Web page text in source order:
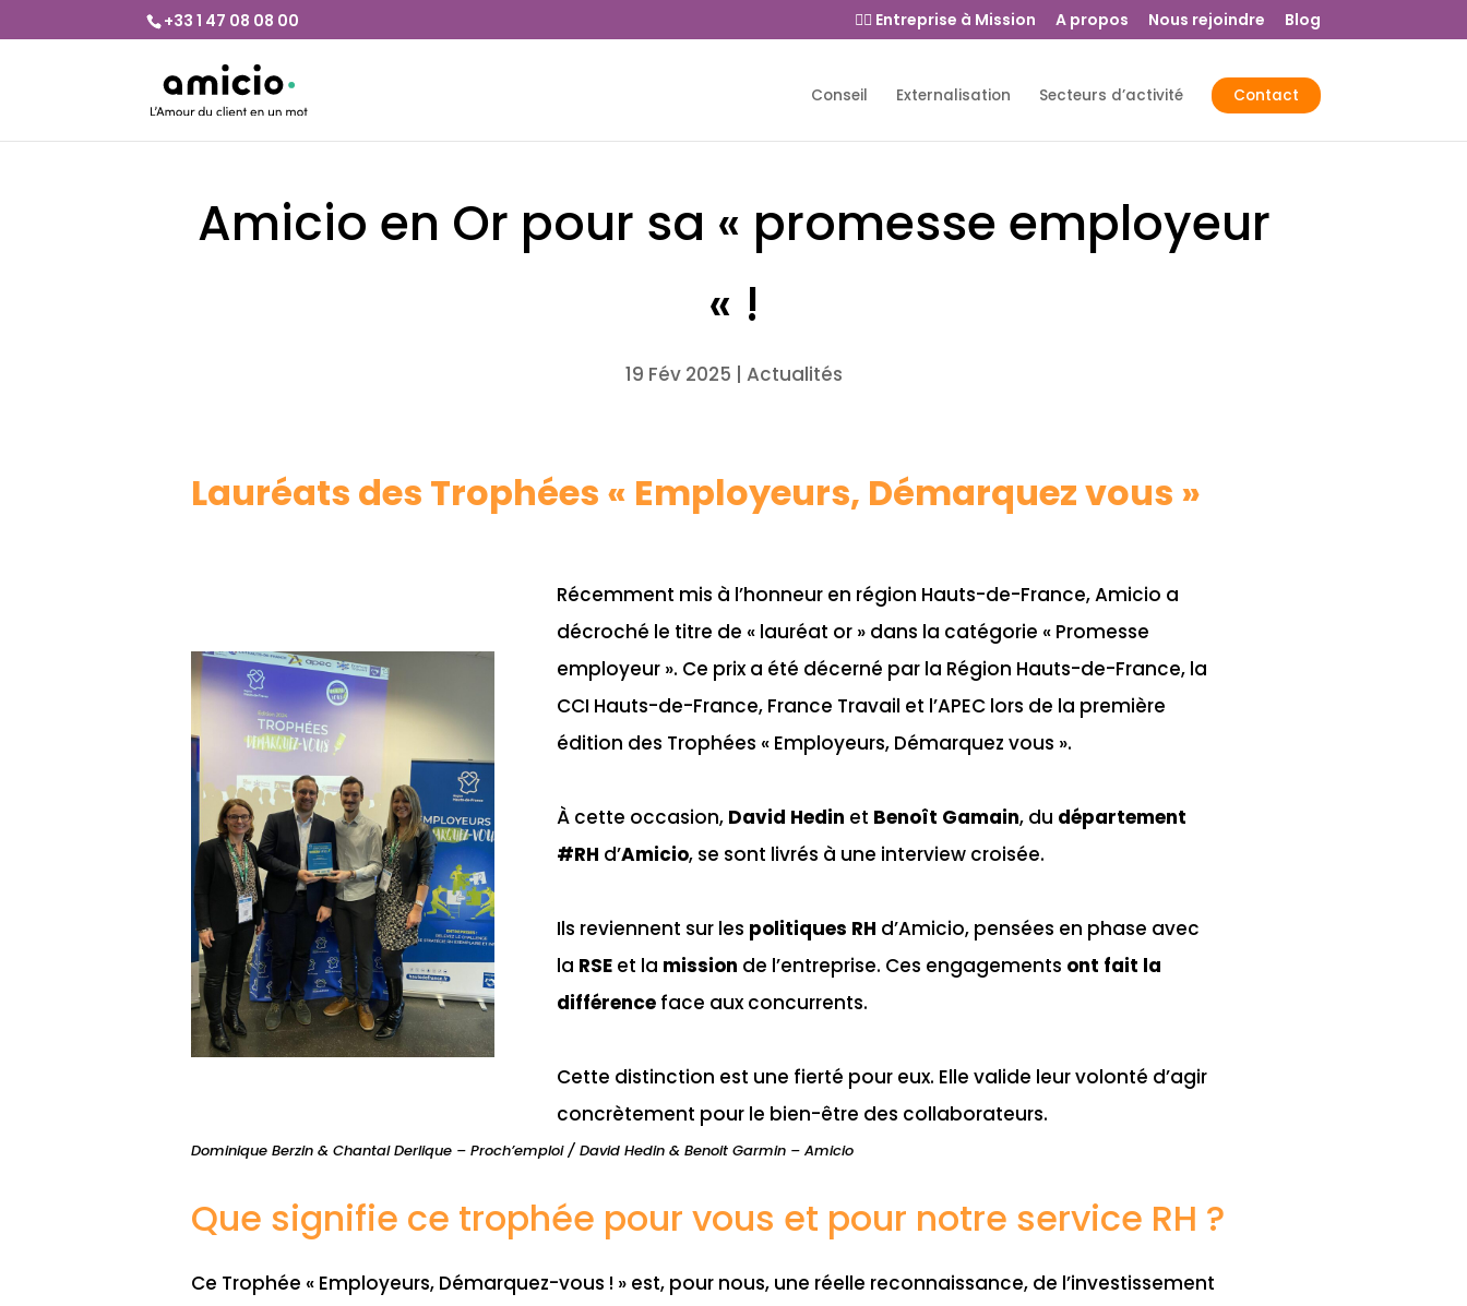
+33 1 47 08 08 00 👉🏻 Entreprise à Mission A propos Nous rejoindre Blog
Conseil Externalisation Secteurs d’activité Contact
Amicio en Or pour sa « promesse employeur
« !
19 Fév 2025 | Actualités
Lauréats des Trophées « Employeurs, Démarquez vous »
Récemment mis à l’honneur en région Hauts-de-France, Amicio a
décroché le titre de « lauréat or » dans la catégorie « Promesse
employeur ». Ce prix a été décerné par la Région Hauts-de-France, la
CCI Hauts-de-France, France Travail et l’APEC lors de la première
édition des Trophées « Employeurs, Démarquez vous ».
À cette occasion, David Hedin et Benoît Gamain, du département
#RH d’Amicio, se sont livrés à une interview croisée.
Ils reviennent sur les politiques RH d’Amicio, pensées en phase avec
la RSE et la mission de l’entreprise. Ces engagements ont fait la
différence face aux concurrents.
Cette distinction est une fierté pour eux. Elle valide leur volonté d’agir
concrètement pour le bien-être des collaborateurs.
Dominique Berzin & Chantal Derlique – Proch’emploi / David Hedin & Benoit Garmin – Amicio
Que signifie ce trophée pour vous et pour notre service RH ?
Ce Trophée « Employeurs, Démarquez-vous ! » est, pour nous, une réelle reconnaissance, de l’investissement